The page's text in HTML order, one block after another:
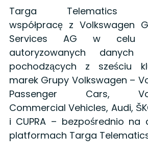
Targa Telematics
współpracę z Volkswagen
Services AG w celu
autoryzowanych danych
pochodzących z sześciu
marek Grupy Volkswagen –
Passenger Cars,
Commercial Vehicles, Audi,
i CUPRA – bezpośrednio na
platformach Targa